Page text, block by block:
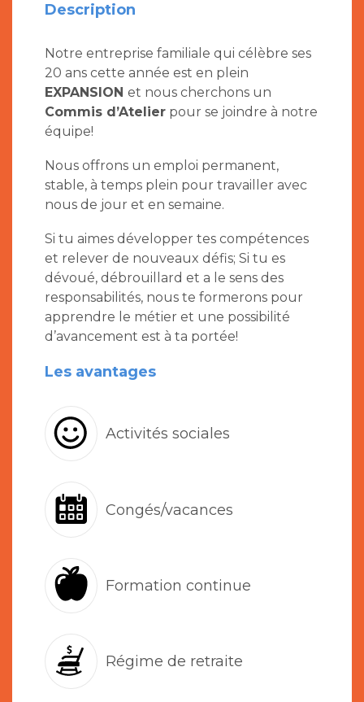
Description
Notre entreprise familiale qui célèbre ses
20 ans cette année est en plein
EXPANSION et nous cherchons un
Commis d’Atelier pour se joindre à notre
équipe!
Nous offrons un emploi permanent,
stable, à temps plein pour travailler avec
nous de jour et en semaine.
Si tu aimes développer tes compétences
et relever de nouveaux défis; Si tu es
dévoué, débrouillard et a le sens des
responsabilités, nous te formerons pour
apprendre le métier et une possibilité
d’avancement est à ta portée!
Les avantages
Activités sociales
Congés/vacances
Formation continue
Régime de retraite